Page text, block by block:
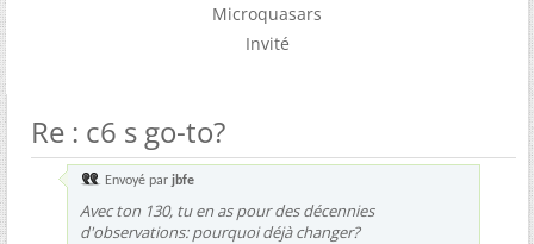
Microquasars
Invité
Re : c6 s go-to?
Envoyé par jbfe
Avec ton 130, tu en as pour des décennies
d'observations: pourquoi déjà changer?